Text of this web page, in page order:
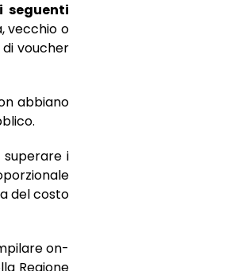
i seguenti
vecchio o
voucher
abbiano
i
del costo
on-